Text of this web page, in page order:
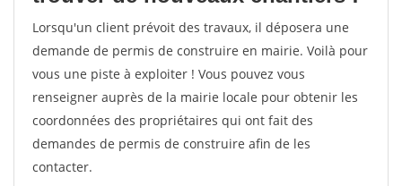
Lorsqu'un client prévoit des travaux, il déposera une
demande de permis de construire en mairie. Voilà pour
vous une piste à exploiter ! Vous pouvez vous
renseigner auprès de la mairie locale pour obtenir les
coordonnées des propriétaires qui ont fait des
demandes de permis de construire afin de les
contacter.